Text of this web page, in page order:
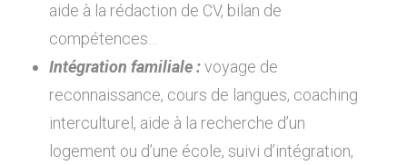
aide à la rédaction de CV, bilan de
compétences…
Intégration familiale :voyage de
reconnaissance, cours de langues, coaching
interculturel, aide à la recherche d’un
logement ou d’une école, suivi d’intégration,